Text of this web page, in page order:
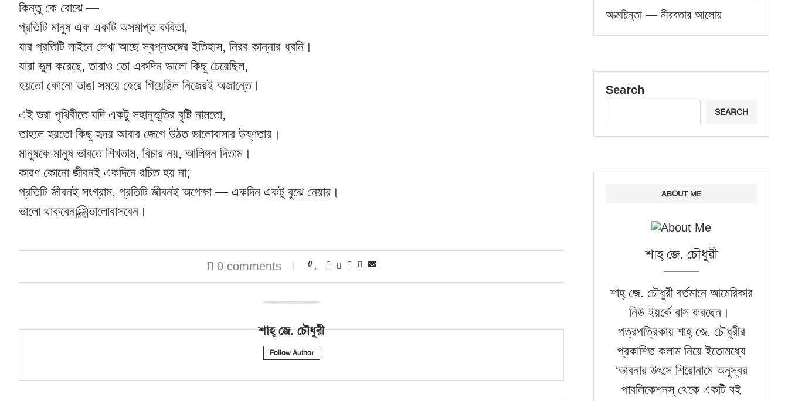
কিন্তু কে বোঝে —
প্রতিটি মানুষ এক একটি অসমাপ্ত কবিতা,
যার প্রতিটি লাইনে লেখা আছে স্বপ্নভঙ্গের ইতিহাস, নিরব কান্নার ধ্বনি।
যারা ভুল করেছে, তারাও তো একদিন ভালো কিছু চেয়েছিল,
হয়তো কোনো ভাঙা সময়ে হেরে গিয়েছিল নিজেরই অজান্তে।
এই ভরা পৃথিবীতে যদি একটু সহানুভূতির বৃষ্টি নামতো,
তাহলে হয়তো কিছু হৃদয় আবার জেগে উঠত ভালোবাসার উষ্ণতায়।
মানুষকে মানুষ ভাবতে শিখতাম, বিচার নয়, আলিঙ্গন দিতাম।
কারণ কোনো জীবনই একদিনে রচিত হয় না;
প্রতিটি জীবনই সংগ্রাম, প্রতিটি জীবনই অপেক্ষা — একদিন একটু বুঝে নেয়ার।
ভালো থাকবেন🤗ভালোবাসবেন।
0 comments 0
শাহ্‌ জে. চৌধুরী
Follow Author
আত্মচিন্তা — নীরবতার আলোয়
Search
SEARCH
ABOUT ME
শাহ্‌ জে. চৌধুরী
শাহ্‌ জে. চৌধুরী বর্তমানে আমেরিকার
নিউ ইয়র্কে বাস করছেন।
পত্রপত্রিকায় শাহ্‌ জে. চৌধুরীর
প্রকাশিত কলাম নিয়ে ইতোমধ্যে
‘ভাবনার উৎসে শিরোনামে অনুস্বর
পাবলিকেশনস্‌ থেকে একটি বই